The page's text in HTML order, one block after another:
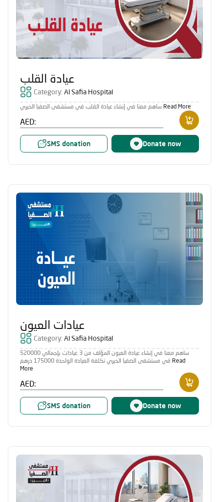
عيادة القلب
Category: Al Safia Hospital
Read More
AED:
SMS donation Donate now
عيادات العيون
Category: Al Safia Hospital
ساهم معنا في إنشاء عيادة العيون المؤلف من 3 عيادات بإجمالي 520000
Read
More
AED:
SMS donation Donate now